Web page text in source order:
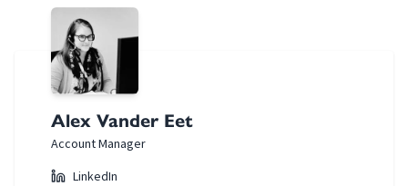
Alex Vander Eet
Account Manager
LinkedIn